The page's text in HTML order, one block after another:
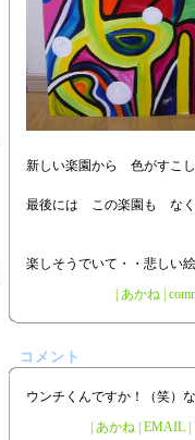
新しい楽園から 色がすこ
最後には この楽園も なく
楽しそうでいて・・悲しい
あかね|
コメント
ウンチくんですか！（笑）
| あかね | EMAIL |